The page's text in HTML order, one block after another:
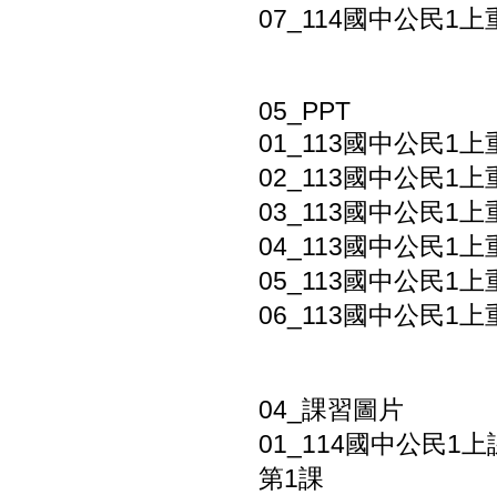
07_114國中公民1上
05_PPT
01_113國中公民1上
02_113國中公民1上
03_113國中公民1上
04_113國中公民1上
05_113國中公民1上
06_113國中公民1上
04_課習圖片
01_114國中公民1上
第1課